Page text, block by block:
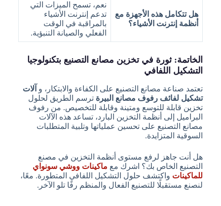
هل تتكامل هذه الأجهزة مع
أنظمة إنترنت الأشياء؟
نعم، تسمح الميزات التي
تدعم إنترنت الأشياء
بالمراقبة في الوقت
الفعلي والصيانة التنبؤية.
الخاتمة: ثورة في تخزين مصانع التصنيع بتكنولوجيا
التشكيل اللفافي
تعتمد صناعة مصانع التصنيع على الكفاءة والابتكار، و آلات
تشكيل لفائف رفوف مصانع البيرة ترسم الطريق لحلول
تخزين قابلة للتوسع ومتينة وقابلة للتخصيص. من رفوف
البراميل إلى أنظمة التخزين البارد، تساعد هذه الآلات
مصانع التصنيع على تحسين عملياتها وتلبية المتطلبات
السوقية المتزايدة.
هل أنت جاهز لرفع مستوى أنظمة التخزين في مصنع
التصنيع الخاص بك؟ اشرك مع ماكينات ووشي سونواي
للماكينات واكتشف حلول التشكيل اللفافي المتطورة. معًا،
لنصنع مستقبلًا للتصنيع الفعال والمنظم رفًا تلو الآخر.